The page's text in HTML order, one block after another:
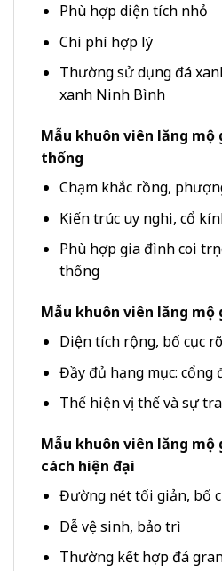
Phù hợp diện tích nhỏ
Chi phí hợp lý
Thường sử dụng đá
xanh Ninh Bình
Mẫu khuôn viên lăng
thống
Chạm khắc rồng,
Kiến trúc uy nghi, cổ
Phù hợp gia đình coi
thống
Mẫu khuôn viên lăng mộ
Diện tích rộng, bố cục
Đầy đủ hạng mục: cổng
Thể hiện vị thế và sự
Mẫu khuôn viên lăng mộ
cách hiện đại
Đường nét tối giản, bố
Dễ vệ sinh, bảo trì
Thường kết hợp đá